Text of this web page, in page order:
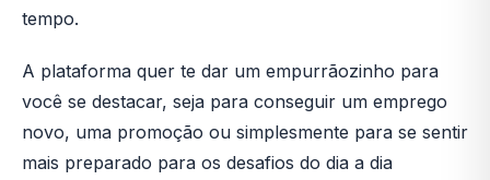
tempo.
A plataforma quer te dar um empurrãozinho para
você se destacar, seja para conseguir um emprego
novo, uma promoção ou simplesmente para se sentir
mais preparado para os desafios do dia a dia